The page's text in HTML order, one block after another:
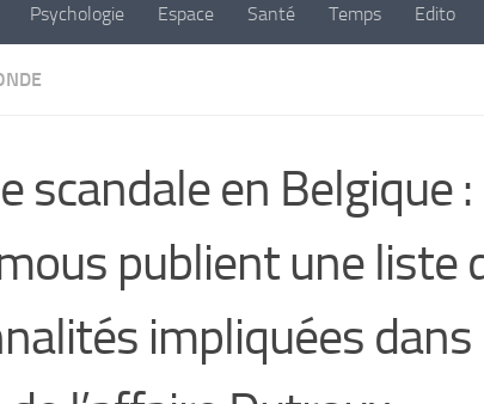
Psychologie Espace Santé Temps Edito
scandale en Belgique :
publient une liste
impliquées dans